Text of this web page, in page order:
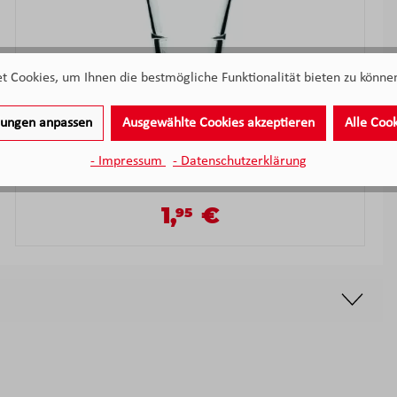
Glaskoch Becher 280 ml
Sofort verfügbar
Regulärer Preis:
Verkaufspreis:
1,95 €
Cookies, um Ihnen die bestmögliche Funktionalität bieten zu
anpassen Ausgewählte Cookies akzeptieren Alle
- Impressum - Datenschutzerklärung